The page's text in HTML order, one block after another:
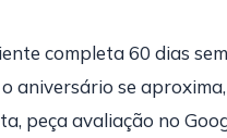
completa 60 dias
aniversário se
peça avaliação no